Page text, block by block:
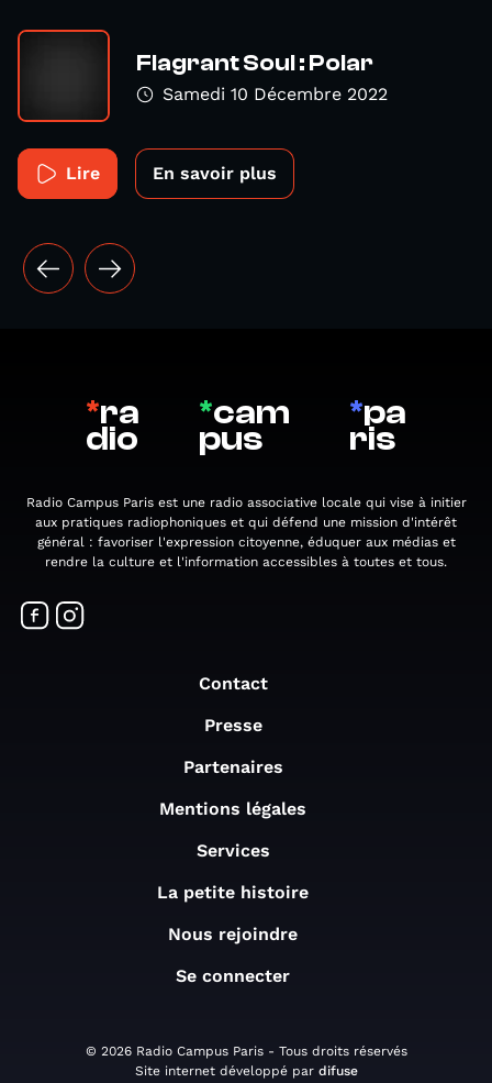
Flagrant Soul : Polar
Samedi 10 Décembre 2022
Lire En savoir plus
*ra
dio
*cam
pus
*pa
ris
Radio Campus Paris est une radio associative locale qui vise à initier
aux pratiques radiophoniques et qui défend une mission d'intérêt
général : favoriser l'expression citoyenne, éduquer aux médias et
rendre la culture et l'information accessibles à toutes et tous.
Contact
Presse
Partenaires
Mentions légales
Services
La petite histoire
Nous rejoindre
Se connecter
© 2026 Radio Campus Paris - Tous droits réservés
Site internet développé par difuse